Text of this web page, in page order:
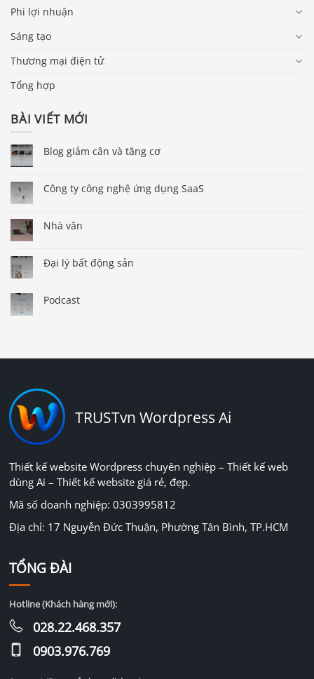
Phi lợi nhuận
Sáng tạo
Thương mại điện tử
Tổng hợp
BÀI VIẾT MỚI
Blog giảm cân và tăng cơ
Công ty công nghệ ứng dụng SaaS
Nhà văn
Đại lý bất động sản
Podcast
TRUSTvn Wordpress Ai
Thiết kế website Wordpress chuyên nghiệp – Thiết kế web
dùng Ai – Thiết kế website giá rẻ, đẹp.
Mã số doanh nghiệp: 0303995812
Địa chỉ: 17 Nguyễn Đức Thuận, Phường Tân Bình, TP.HCM
TỔNG ĐÀI
Hotline (Khách hàng mới):
028.22.468.357
0903.976.769